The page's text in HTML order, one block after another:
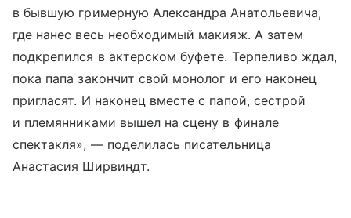
в бывшую гримерную Александра Анатольевича,
где нанес весь необходимый макияж. А затем
подкрепился в актерском буфете. Терпеливо ждал,
пока папа закончит свой монолог и его наконец
пригласят. И наконец вместе с папой, сестрой
и племянниками вышел на сцену в финале
спектакля», — поделилась писательница
Анастасия Ширвиндт.